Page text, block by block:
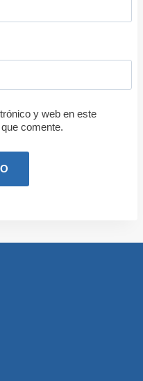
y web en este
comente.